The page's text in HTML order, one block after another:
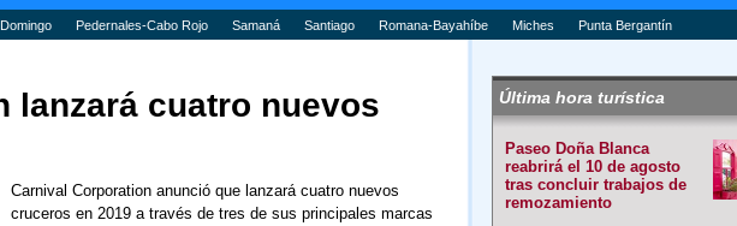
Pedernales-Cabo Rojo Samaná Santiago Romana-Bayahíbe Miches Punta Bergantín
lanzará cuatro nuevos
Carnival Corporation anunció que lanzará cuatro nuevos
cruceros en 2019 a través de tres de sus principales marcas
Última hora turística
Paseo Doña Blanca
reabrirá el 10 de agosto
tras concluir trabajos de
remozamiento